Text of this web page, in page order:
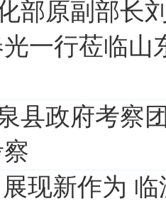
部原副部长
一行莅临
县政府考察
现新作为